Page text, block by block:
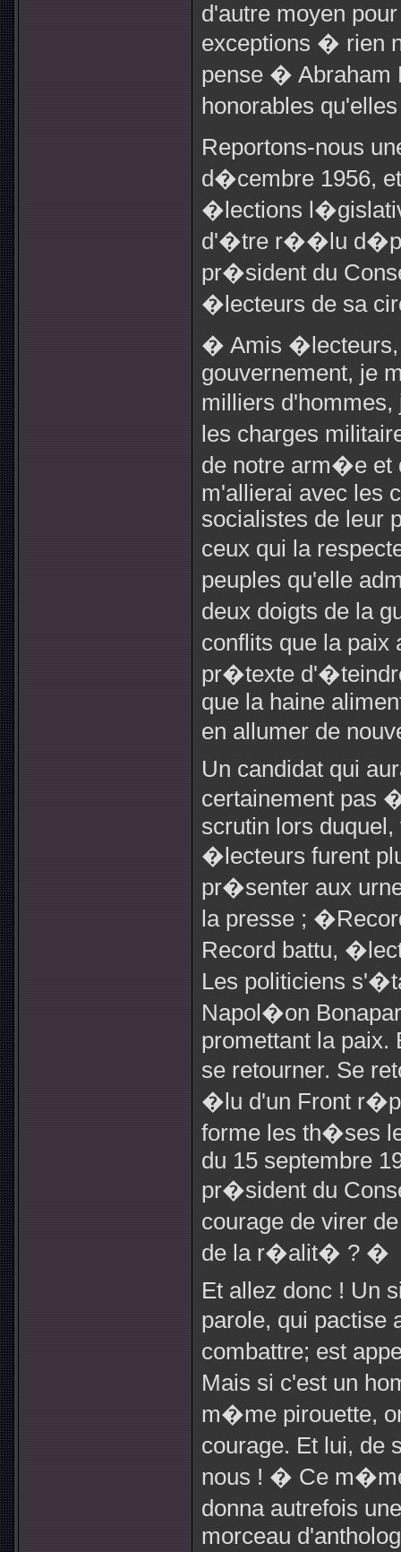
d'autre moyen
exceptions � rien
pense � Abraham
honorables
Reportons-nous
d�cembre 1956,
�lections
d'�tre r��lu
pr�sident du
�lecteurs de sa
� Amis �lecteurs,
gouvernement, je
milliers
les charges
de notre arm�e et
m'allierai avec les
socialistes de leur
ceux qui la
peuples qu'elle
deux doigts de la
conflits que la
pr�texte
que la haine
en allumer de
Un candidat qui
certainement pas
scrutin lors
�lecteurs furent
pr�senter aux
la presse ;
Record battu,
Les politiciens
Napol�on
promettant la paix.
se retourner. Se
�lu d'un Front
forme les th�ses
du 15 septembre
pr�sident du
courage de virer
de la r�alit� ? �
Et allez donc ! Un
parole, qui pactise
combattre; est
Mais si c'est un
m�me pirouette,
courage. Et lui,
nous ! � Ce
donna autrefois
morceau